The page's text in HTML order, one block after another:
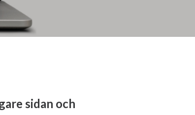
sidan och